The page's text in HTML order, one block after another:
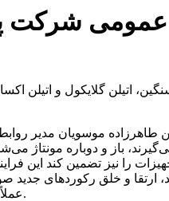
عمومی شرکت
اتیلن گلایکول و
طاهرزاده موسویان مدیر
باز و دوباره
را نیز تضمین کند این
ارتقا و خلق رکوردهای
عملاً نقش آموزش ضمن خدمت و برگزاری دوره‌های تخصصی در انتقال دانش و مدیریت دانش فنی به نسل جوان تر را ایفا می نماید.